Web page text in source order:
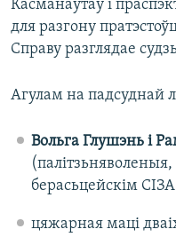
Касманаўтаў і
для разгону
Справу разглядае
Агулам на падсуднай
Вольга Глушэнь і
берасьцейскім
цяжарная маці